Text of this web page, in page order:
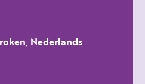
Nederlands